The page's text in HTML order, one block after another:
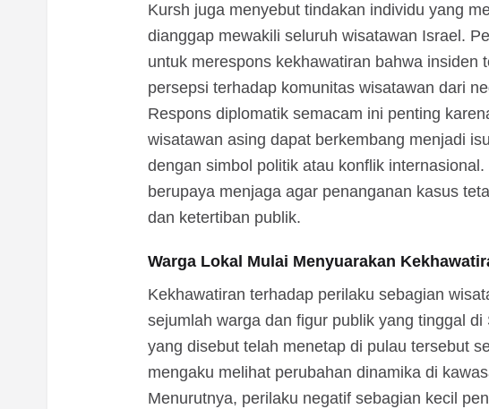
Kursh juga menyebut tindakan individu yang
dianggap mewakili seluruh wisatawan Israel.
untuk merespons kekhawatiran bahwa insiden
persepsi terhadap komunitas wisatawan dari
Respons diplomatik semacam ini penting
wisatawan asing dapat berkembang menjadi
dengan simbol politik atau konflik
berupaya menjaga agar penanganan kasus
dan ketertiban publik.
Warga Lokal Mulai Menyuarakan
Kekhawatiran terhadap perilaku sebagian
sejumlah warga dan figur publik yang tinggal
yang disebut telah menetap di pulau tersebut
mengaku melihat perubahan dinamika di
Menurutnya, perilaku negatif sebagian kecil